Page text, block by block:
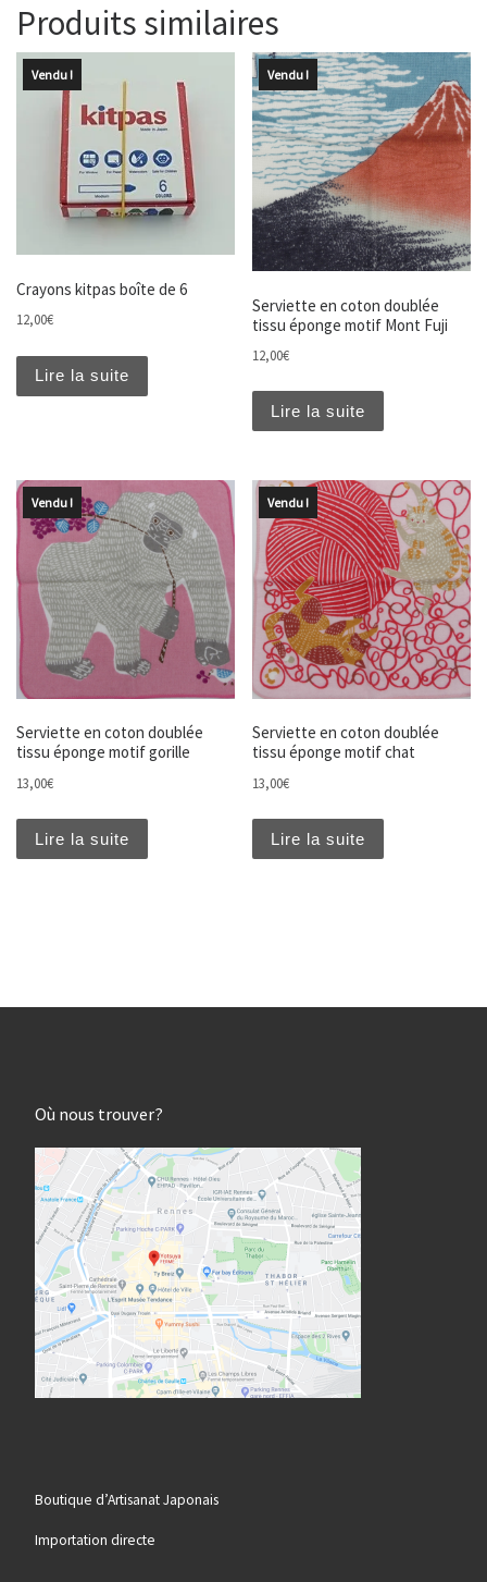
Produits similaires
Vendu !
Crayons kitpas boîte de 6
12,00€
Lire la suite
Vendu !
Serviette en coton doublée
tissu éponge motif Mont Fuji
12,00€
Lire la suite
Vendu !
Serviette en coton doublée
tissu éponge motif gorille
13,00€
Lire la suite
Vendu !
Serviette en coton doublée
tissu éponge motif chat
13,00€
Lire la suite
Où nous trouver?
Boutique d’Artisanat Japonais
Importation directe